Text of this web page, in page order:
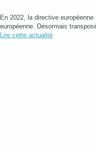
En 2022, la directive
européenne. Désormais
Lire cette actualité